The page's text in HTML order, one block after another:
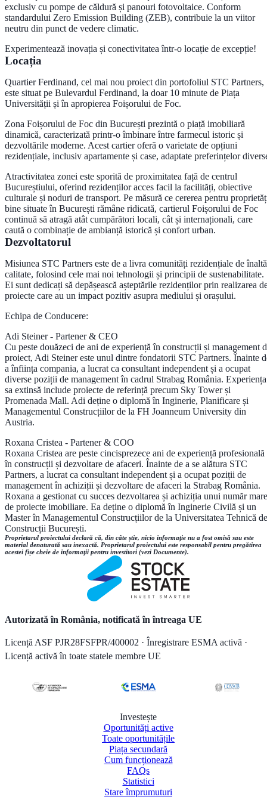
exclusiv cu pompe de căldură și panouri fotovoltaice. Conform
standardului Zero Emission Building (ZEB), contribuie la un viitor
neutru din punct de vedere climatic.
Experimentează inovația și conectivitatea într-o locație de excepție!
Locația
Quartier Ferdinand, cel mai nou proiect din portofoliul STC Partners,
este situat pe Bulevardul Ferdinand, la doar 10 minute de Piața
Universității și în apropierea Foișorului de Foc.
Zona Foișorului de Foc din București prezintă o piață imobiliară
dinamică, caracterizată printr-o îmbinare între farmecul istoric și
dezvoltările moderne. Acest cartier oferă o varietate de opțiuni
rezidențiale, inclusiv apartamente și case, adaptate preferințelor
Atractivitatea zonei este sporită de proximitatea față de centrul
Bucureștiului, oferind rezidenților acces facil la facilități, obiective
culturale și noduri de transport. Pe măsură ce cererea pentru
bine situate în București rămâne ridicată, cartierul Foișorului de Foc
continuă să atragă atât cumpărători locali, cât și internaționali, care
caută o combinație de ambianță istorică și confort urban.
Dezvoltatorul
Misiunea STC Partners este de a livra comunități rezidențiale de înaltă
calitate, folosind cele mai noi tehnologii și principii de sustenabilitate.
Ei sunt dedicați să depășească așteptările rezidenților prin realizarea
proiecte care au un impact pozitiv asupra mediului și orașului.
Echipa de Conducere:
Adi Steiner- Partener & CEO
Cu peste douăzeci de ani de experiență în construcții și management
proiect, Adi Steiner este unul dintre fondatorii STC Partners. Înainte
a înființa compania, a lucrat ca consultant independent și a ocupat
diverse poziții de management în cadrul Strabag România. Experiența
sa extinsă include proiecte de referință precum Sky Tower și
Promenada Mall. Adi deține o diplomă în Inginerie, Planificare și
Managementul Construcțiilor de la FH Joanneum University din
Austria.
Roxana Cristea - Partener & COO
Roxana Cristea are peste cincisprezece ani de experiență profesională
în construcții și dezvoltare de afaceri. Înainte de a se alătura STC
Partners, a lucrat ca consultant independent și a ocupat poziții de
management în achiziții și dezvoltare de afaceri la Strabag România.
Roxana a gestionat cu succes dezvoltarea și achiziția unui număr mare
de proiecte imobiliare. Ea deține o diplomă în Inginerie Civilă și un
Master în Managementul Construcțiilor de la Universitatea Tehnică de
Construcții București.
Proprietarul proiectului declară că, din câte știe, nicio informație nu a fost omisă sau este
material denaturată sau inexactă. Proprietarul proiectului este responsabil pentru pregătirea
acestei fișe cheie de informații pentru investitori (vezi Documente).
Autorizată în România, notificată în întreaga UE
Licență ASF PJR28FSFPR/400002 · Înregistrare ESMA activă ·
Licență activă în toate statele membre UE
Investește
Oportunități active
Toate oportunitățile
Piața secundară
Cum funcționează
FAQs
Statistici
Stare împrumuturi